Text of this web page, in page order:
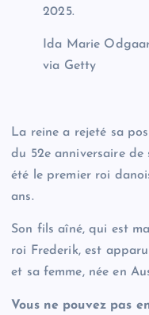
2025.
Ida Marie
via Getty
La reine a rejeté sa
du 52e anniversaire de
été le premier roi
ans.
Son fils aîné, qui est
roi Frederik, est
et sa femme, née en
Vous ne pouvez pas